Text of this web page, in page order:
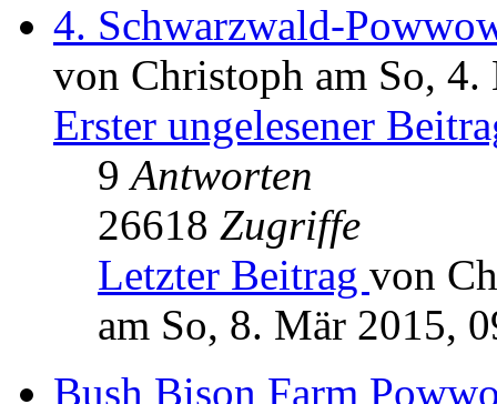
4. Schwarzwald-
von Christoph am So,
Erster ungelesener
9Antworten
26618 Zugriffe
Letzter Beitrag von
am So, 8. Mär 2015,
Bush Bison Farm